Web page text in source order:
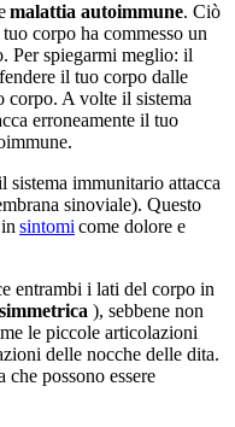
malattia autoimmune. Ciò
corpo ha commesso un
Per spiegarmi meglio: il
il tuo corpo dalle
corpo. A volte il sistema
erroneamente il tuo
immunitario attacca
sinoviale). Questo
sintomi come dolore e
entrambi i lati del corpo in
simmetrica ), sebbene non
le piccole articolazioni
delle nocche delle dita.
possono essere